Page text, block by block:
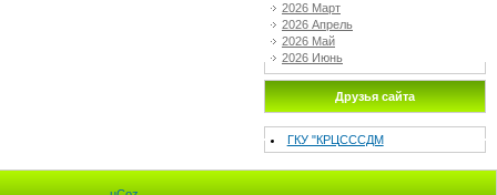
2026 Март
2026 Апрель
2026 Май
2026 Июнь
Друзья сайта
ГКУ "КРЦСССДМ